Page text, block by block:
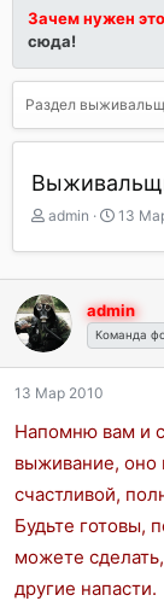
Зачем нужен
сюда!
Раздел
А
т
о
р
т
м
ы
admin
Д
т
а
н
а
ч
а
13
admin
Команда
13 Мар 2010
Напомню вам и
выживание, оно
счастливой,
Будьте готовы,
можете
другие напасти.